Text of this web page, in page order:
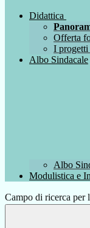
Didattica
Offerta
I progetti
Albo Sindacale
Albo
Modulistica e
Campo di ricerca per